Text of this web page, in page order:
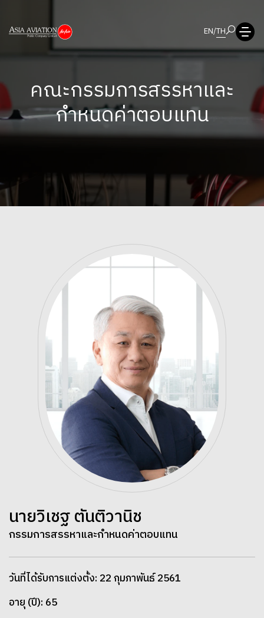
EN/TH
คณะกรรมการสรรหาและ
กำหนดค่าตอบแทน
นายวิเชฐ ตันติวานิช
กรรมการสรรหาและกำหนดค่าตอบแทน
วันที่ได้รับการแต่งตั้ง: 22 กุมภาพันธ์ 2561
อายุ (ปี): 65